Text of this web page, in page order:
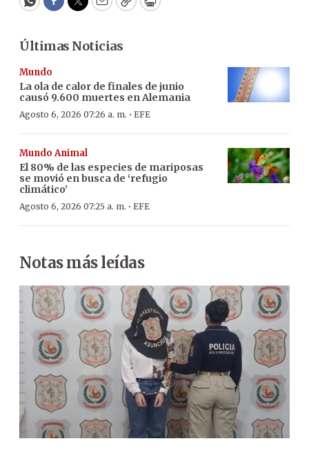
WhatsApp
Facebook
Twitter
EmailCopyPrint
Últimas Noticias
Mundo
La ola de calor de finales de junio
causó 9.600 muertes en Alemania
Agosto 6, 2026 07:26 a. m. · EFE
Mundo Animal
El 80% de las especies de mariposas
se movió en busca de ‘refugio
climático’
Agosto 6, 2026 07:25 a. m. · EFE
Notas más leídas